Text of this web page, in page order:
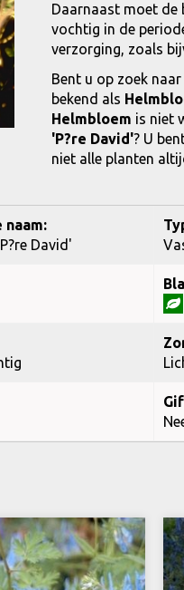
Daarnaast moet de
vochtig in de
verzorging, zoals
Bent u op zoek naar
bekend als
Helmbloem is niet
'P?re David'? U
niet alle planten
naam:
David'